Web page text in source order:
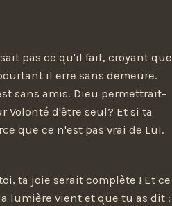
pas ce qu'il fait, croyant que
il erre sans demeure.
sans amis. Dieu permettrait-
Volonté d'être seul? Et si ta
que ce n'est pas vrai de Lui.
ta joie serait complète ! Et ce
lumière vient et que tu as dit :